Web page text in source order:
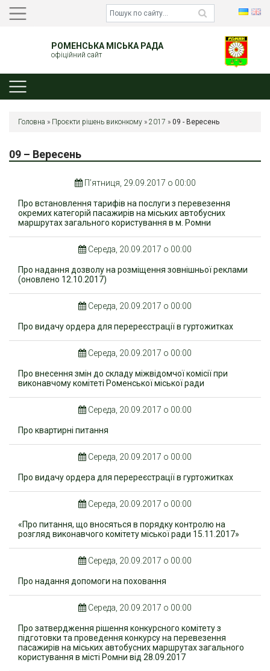
РОМЕНСЬКА МІСЬКА РАДА
офіційний сайт
Головна » Проєкти рішень виконкому » 2017 » 09 - Вересень
09 – Вересень
П’ятниця, 29.09.2017 о 00:00
Про встановлення тарифів на послуги з перевезення
окремих категорій пасажирів на міських автобусних
маршрутах загального користування в м. Ромни
Середа, 20.09.2017 о 00:00
Про надання дозволу на розміщення зовнішньої реклами
(оновлено 12.10.2017)
Середа, 20.09.2017 о 00:00
Про видачу ордера для перереєстрації в гуртожитках
Середа, 20.09.2017 о 00:00
Про внесення змін до складу міжвідомчої комісії при
виконавчому комітеті Роменської міської ради
Середа, 20.09.2017 о 00:00
Про квартирні питання
Середа, 20.09.2017 о 00:00
Про видачу ордера для перереєстрації в гуртожитках
Середа, 20.09.2017 о 00:00
«Про питання, що вносяться в порядку контролю на
розгляд виконавчого комітету міської ради 15.11.2017»
Середа, 20.09.2017 о 00:00
Про надання допомоги на поховання
Середа, 20.09.2017 о 00:00
Про затвердження рішення конкурсного комітету з
підготовки та проведення конкурсу на перевезення
пасажирів на міських автобусних маршрутах загального
користування в місті Ромни від 28.09.2017